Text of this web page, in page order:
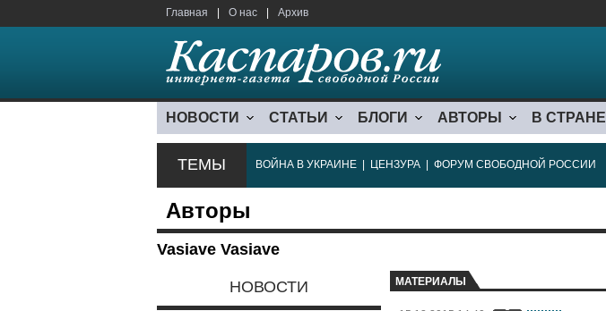
Главная О нас Архив
НОВОСТИ СТАТЬИ БЛОГИ АВТОРЫ В СТРАНЕ
ТЕМЫ ВОЙНА В УКРАИНЕ ЦЕНЗУРА ФОРУМ СВОБОДНОЙ РОССИИ
Авторы
Vasiave Vasiave
НОВОСТИ МАТЕРИАЛЫ